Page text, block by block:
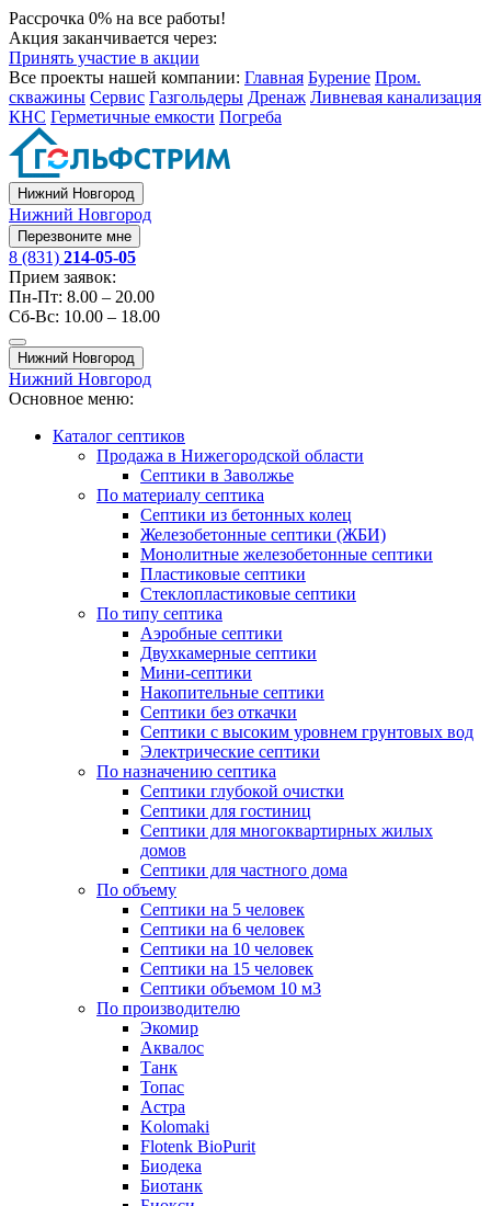
Рассрочка 0% на все работы!
Акция заканчивается через:
Принять участие в акции
Все проекты нашей компании: Главная Бурение Пром.
скважины Сервис Газгольдеры Дренаж Ливневая канализация
КНС Герметичные емкости Погреба
Нижний Новгород
Нижний Новгород
Перезвоните мне
8 (831) 214-05-05
Прием заявок:
Пн-Пт: 8.00 – 20.00
Сб-Вс: 10.00 – 18.00
Нижний Новгород
Нижний Новгород
Основное меню:
Каталог септиков
Продажа в Нижегородской области
Септики в Заволжье
По материалу септика
Септики из бетонных колец
Железобетонные септики (ЖБИ)
Монолитные железобетонные септики
Пластиковые септики
Стеклопластиковые септики
По типу септика
Аэробные септики
Двухкамерные септики
Мини-септики
Накопительные септики
Септики без откачки
Септики с высоким уровнем грунтовых вод
Электрические септики
По назначению септика
Септики глубокой очистки
Септики для гостиниц
Септики для многоквартирных жилых
домов
Септики для частного дома
По объему
Септики на 5 человек
Септики на 6 человек
Септики на 10 человек
Септики на 15 человек
Септики объемом 10 м3
По производителю
Экомир
Аквалос
Танк
Топас
Астра
Kolomaki
Flotenk BioPurit
Биодека
Биотанк